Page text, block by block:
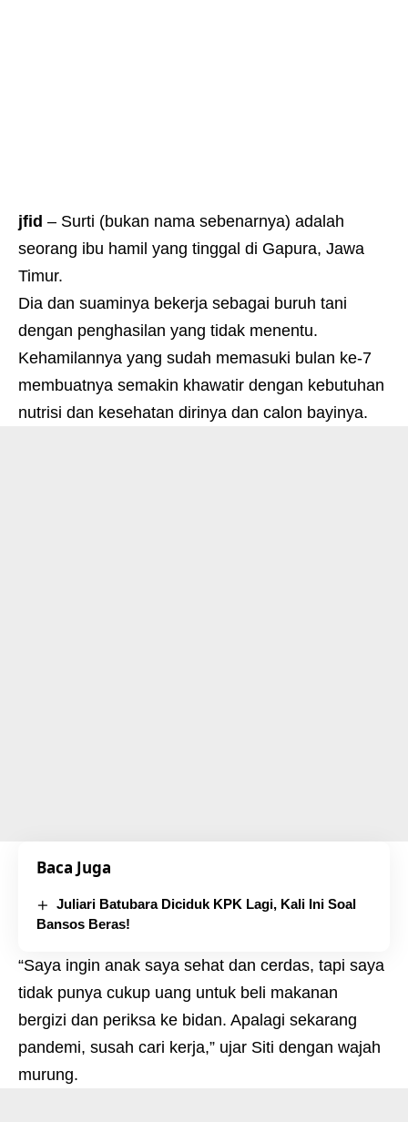
jfid – Surti (bukan nama sebenarnya) adalah
seorang ibu hamil yang tinggal di Gapura, Jawa
Timur.
Dia dan suaminya bekerja sebagai buruh tani
dengan penghasilan yang tidak menentu.
Kehamilannya yang sudah memasuki bulan ke-7
membuatnya semakin khawatir dengan kebutuhan
nutrisi dan kesehatan dirinya dan calon bayinya.
Baca Juga
Juliari Batubara Diciduk KPK Lagi, Kali Ini Soal
Bansos Beras!
“Saya ingin anak saya sehat dan cerdas, tapi saya
tidak punya cukup uang untuk beli makanan
bergizi dan periksa ke bidan. Apalagi sekarang
pandemi, susah cari kerja,” ujar Siti dengan wajah
murung.